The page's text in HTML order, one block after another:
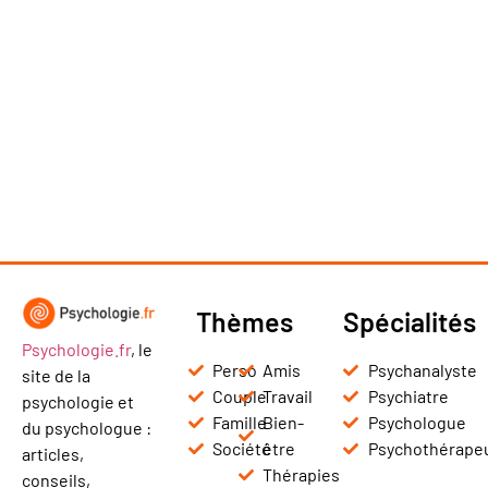
Psychologie.fr, le
site de la
psychologie et
du psychologue :
articles,
conseils,
Thèmes
Perso
Couple
Famille
Société
Amis
Travail
Bien-
être
Thérapies
Spécialités
Psychanalyste
Psychiatre
Psychologue